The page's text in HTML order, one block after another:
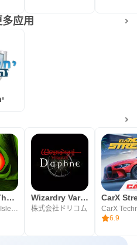
应用
诅咒之岛 The Cursed Isle 恐龙在线：模拟器
The Ancient Isle of Dinosaur - Games Studio
Wizardry Variants Daphne
株式会社ドリコム
CarX
6.9